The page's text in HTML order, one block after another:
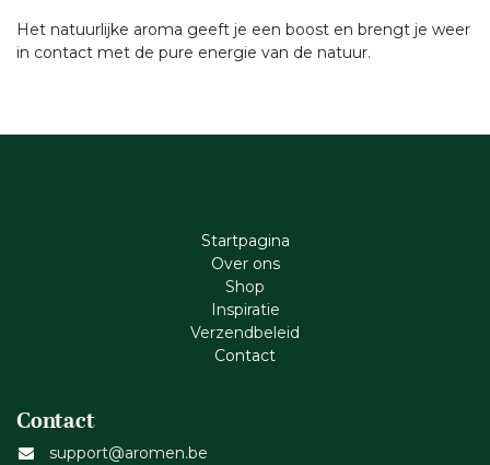
Het natuurlijke aroma geeft je een boost en brengt je weer
in contact met de pure energie van de natuur.
Startpagina
Ove​r​ ons
Shop
Inspiratie
Verzendbeleid
Cont​act
Contact
support@aromen.be